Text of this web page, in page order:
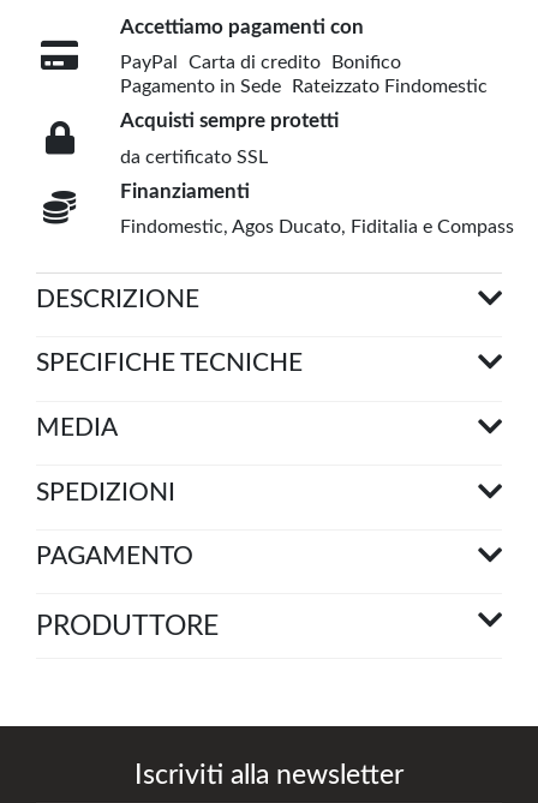
Accettiamo pagamenti con
PayPal Carta di credito
Bonifico
Pagamento in Sede
Rateizzato Findomestic
Acquisti sempre protetti
da certificato SSL
Finanziamenti
Findomestic, Agos Ducato, Fiditalia e Compass
DESCRIZIONE
SPECIFICHE TECNICHE
MEDIA
SPEDIZIONI
PAGAMENTO
PRODUTTORE
Iscriviti alla newsletter